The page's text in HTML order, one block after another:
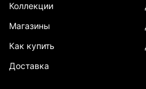
Коллекции
Магазины
Как купить
Доставка